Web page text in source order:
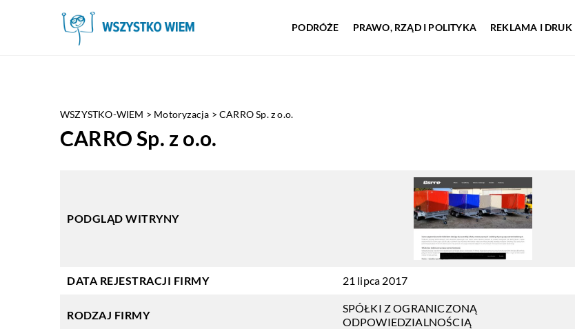
PODRÓŻE PRAWO, RZĄD I POLITYKA REKLAMA I DRUK
WSZYSTKO-WIEM > Motoryzacja >CARRO Sp. z o.o.
CARRO Sp. z o.o.
PODGLĄD WITRYNY
DATA REJESTRACJI FIRMY 21 lipca 2017
RODZAJ FIRMY
SPÓŁKI Z OGRANICZONĄ
ODPOWIEDZIALNOŚCIĄ